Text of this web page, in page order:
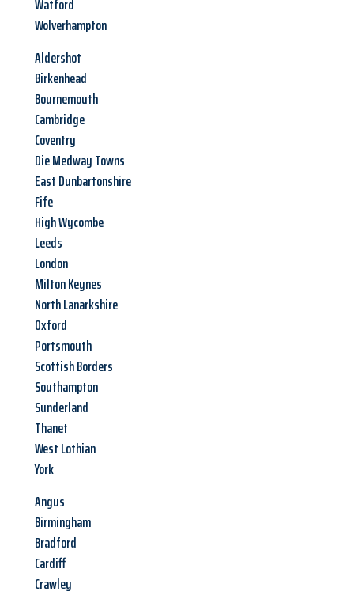
Watford
Wolverhampton
Aldershot
Birkenhead
Bournemouth
Cambridge
Coventry
Die Medway Towns
East Dunbartonshire
Fife
High Wycombe
Leeds
London
Milton Keynes
North Lanarkshire
Oxford
Portsmouth
Scottish Borders
Southampton
Sunderland
Thanet
West Lothian
York
Angus
Birmingham
Bradford
Cardiff
Crawley